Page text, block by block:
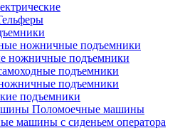
ножничные подъемники
подъемники
подъемники
подъемники
Поломоечные машины